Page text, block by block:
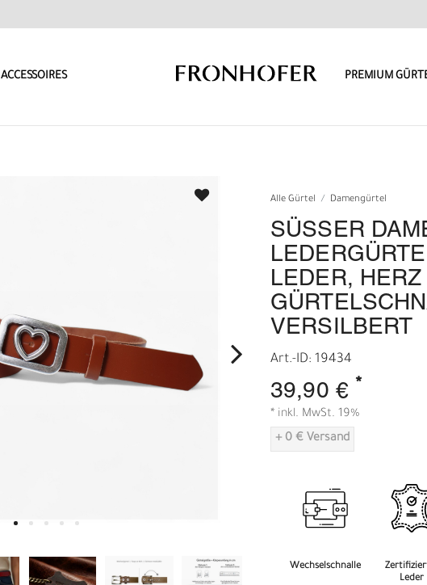
ACCESSOIRES
A
PREMIUM
Alle Gürtel Damengürtel
SÜSSER
EDER, HERZ G
ERSILBERT
Art.-ID: 19434
39,90 € *
* inkl. MwSt. 19%
+ 0 € Versand
Wechselschnalle
Leder